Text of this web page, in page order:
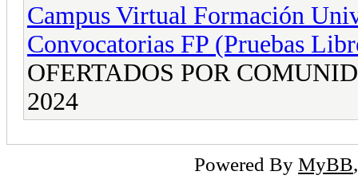
Campus Virtual Formación
Convocatorias FP (Pruebas
OFERTADOS POR
2024
Powered By MyBB